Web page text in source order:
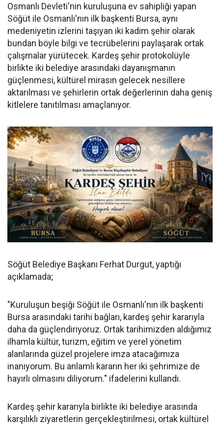
Osmanlı Devleti'nin kuruluşuna ev sahipliği yapan
Söğüt ile Osmanlı'nın ilk başkenti Bursa, aynı
medeniyetin izlerini taşıyan iki kadim şehir olarak
bundan böyle bilgi ve tecrübelerini paylaşarak ortak
çalışmalar yürütecek. Kardeş şehir protokolüyle
birlikte iki belediye arasındaki dayanışmanın
güçlenmesi, kültürel mirasın gelecek nesillere
aktarılması ve şehirlerin ortak değerlerinin daha geniş
kitlelere tanıtılması amaçlanıyor.
Söğüt Belediye Başkanı Ferhat Durgut, yaptığı
açıklamada;
"Kuruluşun beşiği Söğüt ile Osmanlı'nın ilk başkenti
Bursa arasındaki tarihi bağları, kardeş şehir kararıyla
daha da güçlendiriyoruz. Ortak tarihimizden aldığımız
ilhamla kültür, turizm, eğitim ve yerel yönetim
alanlarında güzel projelere imza atacağımıza
inanıyorum. Bu anlamlı kararın her iki şehrimize de
hayırlı olmasını diliyorum." ifadelerini kullandı.
Kardeş şehir kararıyla birlikte iki belediye arasında
karşılıklı ziyaretlerin gerçekleştirilmesi, ortak kültürel